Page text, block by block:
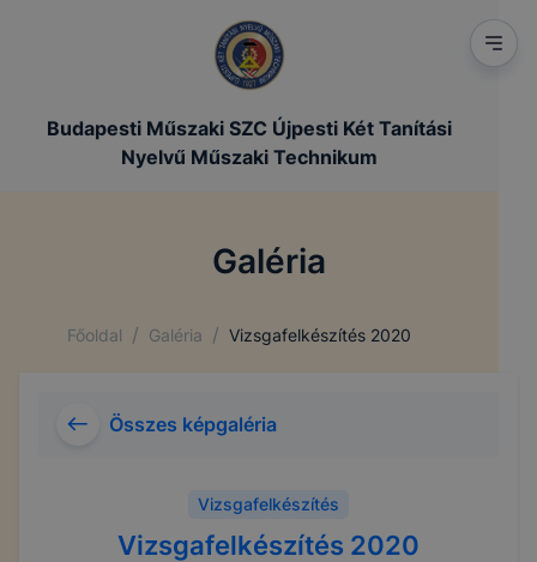
Budapesti Műszaki SZC Újpesti Két Tanítási
Nyelvű Műszaki Technikum
Galéria
Főoldal / Galéria / Vizsgafelkészítés 2020
Összes képgaléria
Vizsgafelkészítés
Vizsgafelkészítés 2020